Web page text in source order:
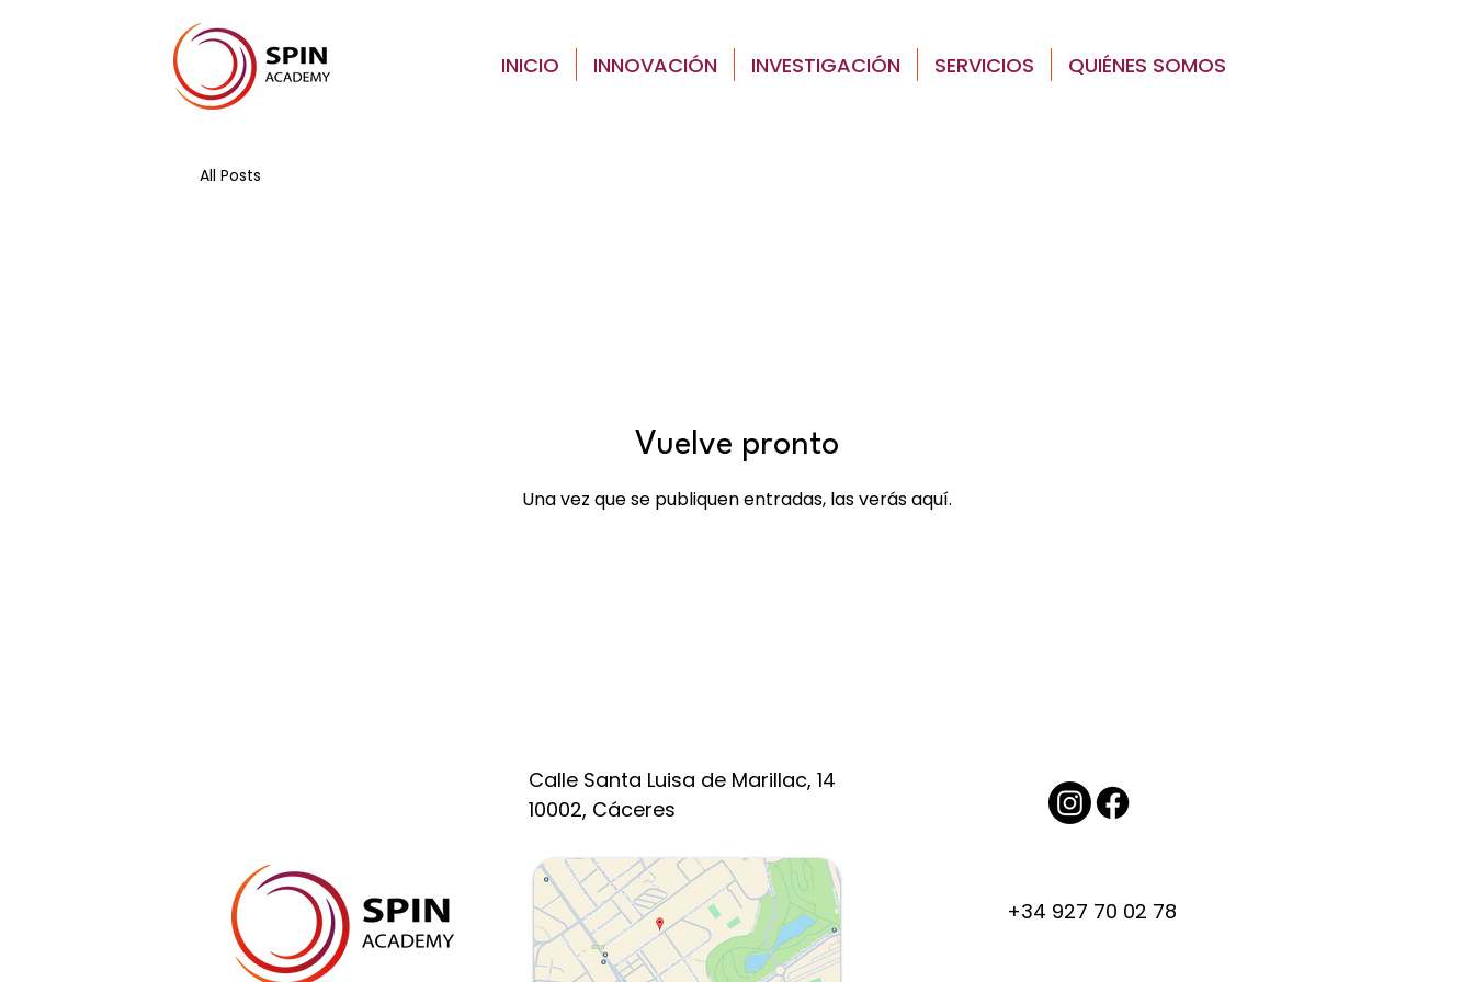
INICIO INNOVACIÓN INVESTIGACIÓN SERVICIOS QUIÉNES SOMOS
All Posts
Vuelve pronto
Una vez que se publiquen entradas, las verás aquí.
Calle Santa Luisa de Marillac, 14
10002, Cáceres
+34 927 70 02 78